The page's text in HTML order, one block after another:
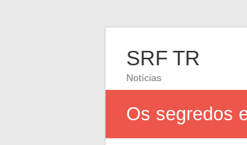
SRF TR
Notícias
Os segredos